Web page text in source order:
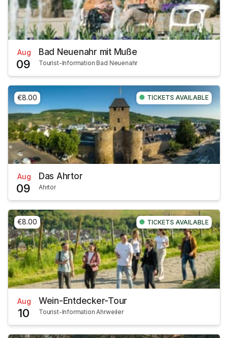
Aug
09
Bad Neuenahr mit Muße
Tourist-Information Bad Neuenahr
€8.00 TICKETS AVAILABLE
Aug
09
Das Ahrtor
Ahrtor
€8.00 TICKETS AVAILABLE
Aug
10
Wein-Entdecker-Tour
Tourist-Information Ahrweiler